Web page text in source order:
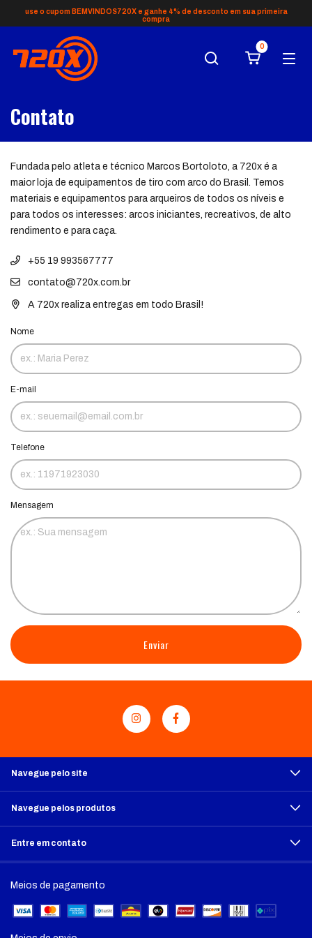
use o cupom BEMVINDOS720X e ganhe 4% de desconto em sua primeira
compra
0
Contato
Fundada pelo atleta e técnico Marcos Bortoloto, a 720x é a
maior loja de equipamentos de tiro com arco do Brasil. Temos
materiais e equipamentos para arqueiros de todos os níveis e
para todos os interesses: arcos iniciantes, recreativos, de alto
rendimento e para caça.
+55 19 993567777
contato@720x.com.br
A 720x realiza entregas em todo Brasil!
Nome
E-mail
Telefone
Mensagem
Enviar
Navegue pelo site
Navegue pelos produtos
Entre em contato
Meios de pagamento